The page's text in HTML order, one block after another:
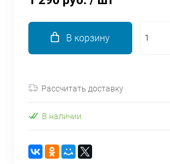
В корзину
Рассчитать доставку
В наличии
Остались вопросы?
8 800 302-02-51
plait.ru